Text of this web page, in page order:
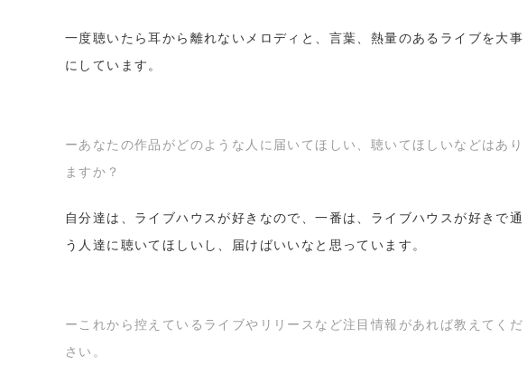
一度聴いたら耳から離れないメロディと、言葉、熱量のあるライブを大事
にしています。
ーあなたの作品がどのような人に届いてほしい、聴いてほしいなどはあり
ますか？
自分達は、ライブハウスが好きなので、一番は、ライブハウスが好きで通
う人達に聴いてほしいし、届けばいいなと思っています。
ーこれから控えているライブやリリースなど注目情報があれば教えてくだ
さい。